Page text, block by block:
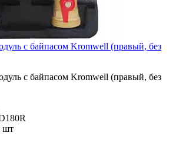
с байпасом Kromwell (правый, без
с байпасом Kromwell (правый, без
шт